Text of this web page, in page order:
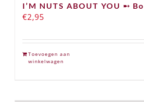
I’M NUTS ABOUT YOU ➸
€2,95
Toevoegen aan
winkelwagen